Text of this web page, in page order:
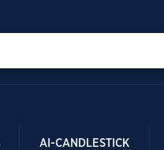
AI-CANDLESTICK